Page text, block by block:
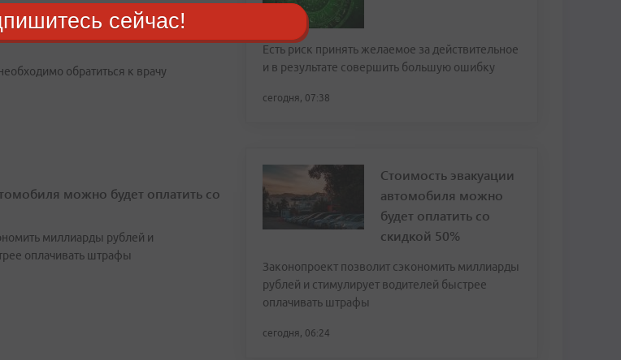
для жизни: врач предупредил
обратиться к врачу
можно будет оплатить со
миллиарды рублей и
оплачивать штрафы
Есть риск принять желаемое за действительное
и в результате совершить большую ошибку
сегодня, 07:38
Стоимость эвакуации
автомобиля можно
будет оплатить со
скидкой 50%
Законопроект позволит сэкономить миллиарды
рублей и стимулирует водителей быстрее
оплачивать штрафы
сегодня, 06:24
сейчас!